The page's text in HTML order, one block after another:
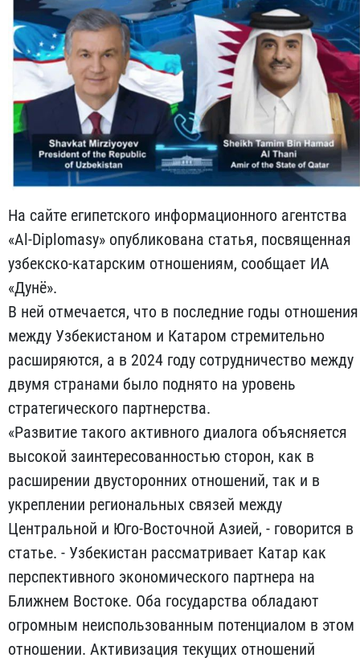
На сайте египетского информационного агентства
«Al-Diplomasy» опубликована статья, посвященная
узбекско-катарским отношениям, сообщает ИА
«Дунё».
В ней отмечается, что в последние годы отношения
между Узбекистаном и Катаром стремительно
расширяются, а в 2024 году сотрудничество между
двумя странами было поднято на уровень
стратегического партнерства.
«Развитие такого активного диалога объясняется
высокой заинтересованностью сторон, как в
расширении двусторонних отношений, так и в
укреплении региональных связей между
Центральной и Юго-Восточной Азией, - говорится в
статье. - Узбекистан рассматривает Катар как
перспективного экономического партнера на
Ближнем Востоке. Оба государства обладают
огромным неиспользованным потенциалом в этом
отношении. Активизация текущих отношений